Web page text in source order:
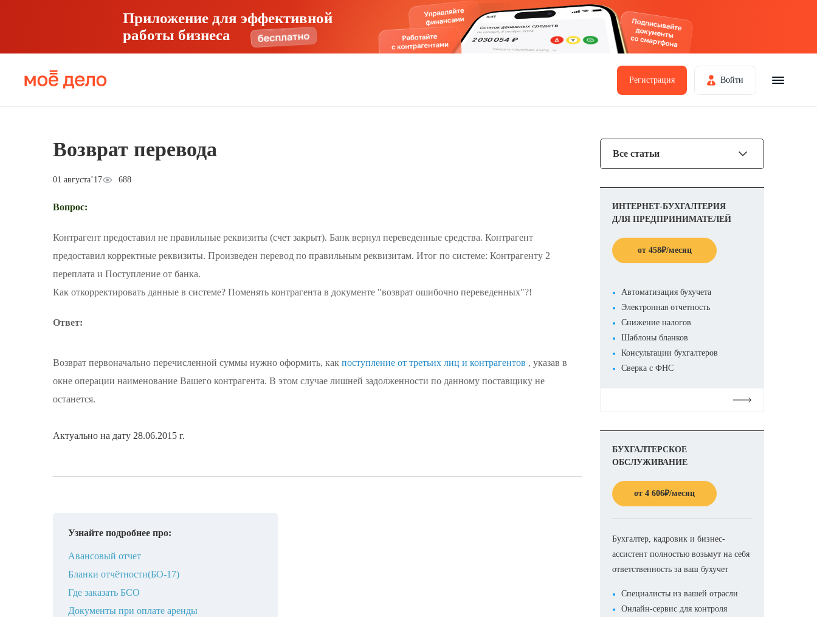
Приложение для эффективной
работы бизнеса
Регистрация Войти
Возврат перевода
01 августа’17 688
Вопрос:
Контрагент предоставил не правильные реквизиты (счет закрыт). Банк вернул переведенные средства. Контрагент
предоставил корректные реквизиты. Произведен перевод по правильным реквизитам. Итог по системе: Контрагенту 2
переплата и Поступление от банка.
Как откорректировать данные в системе? Поменять контрагента в документе "возврат ошибочно переведенных"?!
Ответ:
Возврат первоначально перечисленной суммы нужно оформить, как поступление от третьих лиц и контрагентов , указав в
окне операции наименование Вашего контрагента. В этом случае лишней задолженности по данному поставщику не
останется.
Актуально на дату 28.06.2015 г.
Узнайте подробнее про:
Авансовый отчет
Бланки отчётности(БО-17)
Где заказать БСО
Документы при оплате аренды
Все статьи
ИНТЕРНЕТ-БУХГАЛТЕРИЯ
ДЛЯ ПРЕДПРИНИМАТЕЛЕЙ
от 458₽/месяц
Автоматизация бухучета
Электронная отчетность
Снижение налогов
Шаблоны бланков
Консультации бухгалтеров
Сверка с ФНС
БУХГАЛТЕРСКОЕ
ОБСЛУЖИВАНИЕ
от 4 606₽/месяц
Бухгалтер, кадровик и бизнес-
ассистент полностью возьмут на себя
ответственность за ваш бухучет
Специалисты из вашей отрасли
Онлайн-сервис для контроля